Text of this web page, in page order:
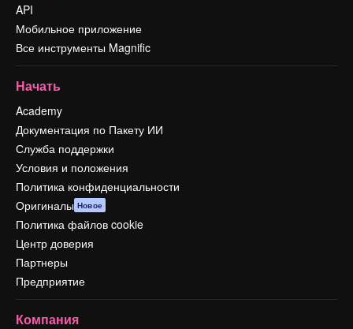
API
Мобильное приложение
Все инструменты Magnific
Начать
Academy
Документация по Пакету ИИ
Служба поддержки
Условия и положения
Политика конфиденциальности
Оригиналы Новое
Политика файлов cookie
Центр доверия
Партнеры
Предприятие
Компания